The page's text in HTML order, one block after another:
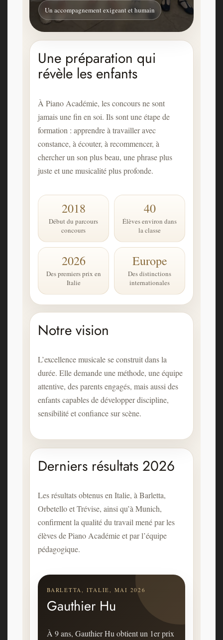
Un accompagnement exigeant et humain
Une préparation qui
révèle les enfants
À Piano Académie, les concours ne sont
jamais une fin en soi. Ils sont une étape de
formation : apprendre à travailler avec
constance, à écouter, à recommencer, à
chercher un son plus beau, une phrase plus
juste et une musicalité plus profonde.
2018
Début du parcours
concours
40
Élèves environ dans
la classe
2026
Des premiers prix en
Italie
Europe
Des distinctions
internationales
Notre vision
L’excellence musicale se construit dans la
durée. Elle demande une méthode, une équipe
attentive, des parents engagés, mais aussi des
enfants capables de développer discipline,
sensibilité et confiance sur scène.
Derniers résultats 2026
Les résultats obtenus en Italie, à Barletta,
Orbetello et Trévise, ainsi qu’à Munich,
confirment la qualité du travail mené par les
élèves de Piano Académie et par l’équipe
pédagogique.
BARLETTA, ITALIE, MAI 2026
Gauthier Hu
À 9 ans, Gauthier Hu obtient un 1er prix